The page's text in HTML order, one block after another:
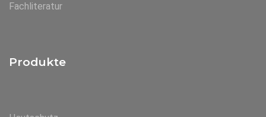
Fachliteratur
Produkte